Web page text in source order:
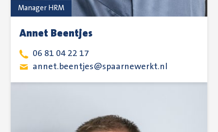
Annet Beentjes
06 81 04 22 17
annet.beentjes@spaarnewerkt.nl
Manager HRM